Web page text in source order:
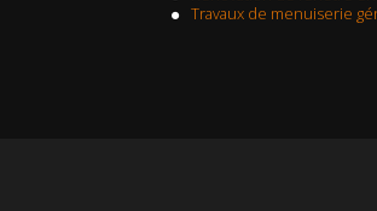
Travaux de menuiserie